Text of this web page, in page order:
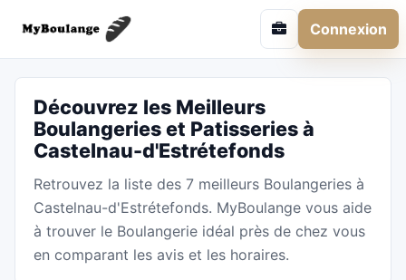
Connexion
Découvrez les Meilleurs
Boulangeries et Patisseries à
Castelnau-d'Estrétefonds
Retrouvez la liste des 7 meilleurs Boulangeries à
Castelnau-d'Estrétefonds. MyBoulange vous aide
à trouver le Boulangerie idéal près de chez vous
en comparant les avis et les horaires.